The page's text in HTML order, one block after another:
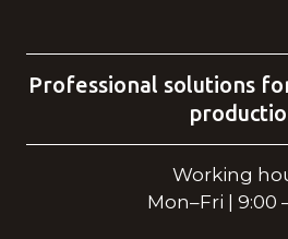
Professional solutions
Working
Mon–Fri | 9:00